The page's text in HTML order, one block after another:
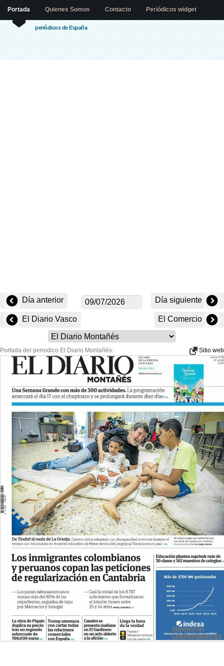
periódicos de España
Portada Quienes Somos Contacto Periódicos widget
Día anterior Día siguiente
El Diario Vasco El Comercio
Portada del periodico El Diario Montañés: Sitio web